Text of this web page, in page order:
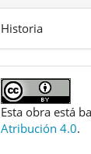
Historia
Esta obra está
Atribución 4.0.